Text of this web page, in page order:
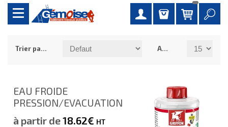
Trier par : Afficher :
EAU FROIDE
PRESSION/EVACUATION
à partir de18.62€ HT